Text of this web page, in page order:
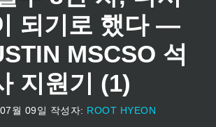
되기로 했다 —
MSCSO 석
지원기 (1)
월 09일 작성자: ROOT HYEON